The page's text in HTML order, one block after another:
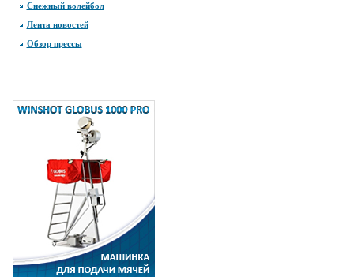
Снежный волейбол
Лента новостей
Обзор прессы